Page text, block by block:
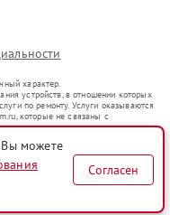
характер.
устройств, в отношении которых
по ремонту. Услуги оказываются
которые не связаны с
представителями.
оборот в соответствии
услуг или введения
о предоставляемых услугах по
офертой, определяемой
Вы можете
Согласен